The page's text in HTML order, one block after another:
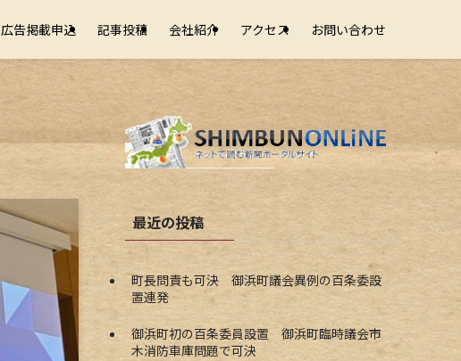
広告掲載申込 記事投稿 会社紹介 アクセス お問い合わせ
最近の投稿
町長問責も可決 御浜町議会異例の百条委設
置連発
御浜町初の百条委員設置 御浜町臨時議会市
木消防車庫問題で可決